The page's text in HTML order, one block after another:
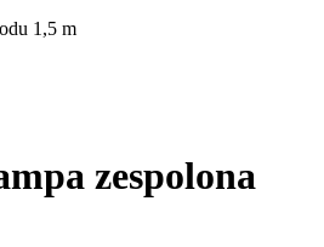
1,5 m
zespolona